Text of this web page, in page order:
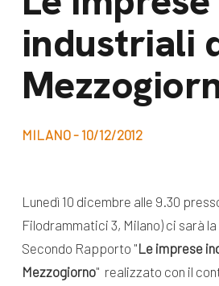
industriali
MILANO - 10/12/2012
Lunedì 10 dicembre alle 9.30
Filodrammatici 3, Milano) ci sarà
Secondo Rapporto "Le imprese
Mezzogiorno" realizzato con il
Lavora con noi
Bilancio di
missione
appuntamenti
Appuntamenti